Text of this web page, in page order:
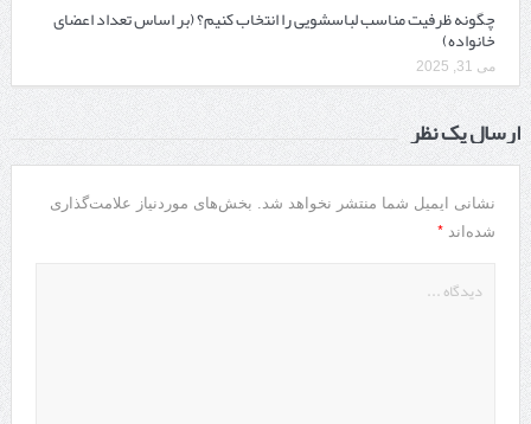
چگونه ظرفیت مناسب لباسشویی را انتخاب کنیم؟ (بر اساس تعداد اعضای
خانواده)
می 31, 2025
ارسال یک نظر
نشانی ایمیل شما منتشر نخواهد شد.
بخش‌های موردنیاز علامت‌گذاری
شده‌اند *